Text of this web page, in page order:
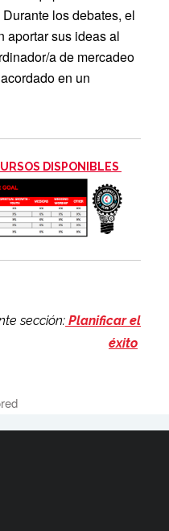
los debates, el
aportar sus ideas al
a de mercadeo
en un
DISPONIBLES
sección: Planificar el
éxito